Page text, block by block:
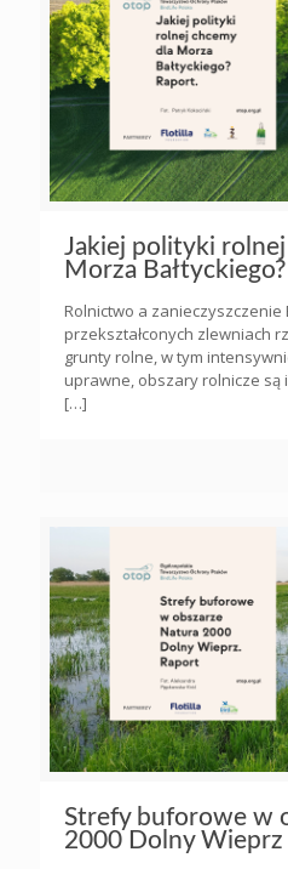
Jakiej polityki
Morza Bałtyckiego?
Rolnictwo a zanieczyszczenie
przekształconych zlewniach
grunty rolne, w tym
uprawne, obszary rolnicze są
[…]
Strefy buforowe w
2000 Dolny Wieprz